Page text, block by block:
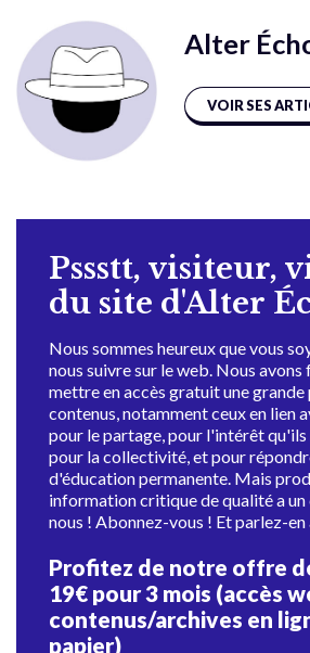
Alter
VOIR SES
Pssstt, visiteur,
du site d'Alter
Nous sommes heureux que vous
nous suivre sur le web. Nous
mettre en accès gratuit une grande
contenus, notamment ceux en lien
pour le partage, pour l'intérêt
pour la collectivité, et pour
d'éducation permanente. Mais
information critique de qualité a un
nous ! Abonnez-vous ! Et parlez-en
Profitez de notre offre
19€ pour 3 mois (accès
contenus/archives en
papier)